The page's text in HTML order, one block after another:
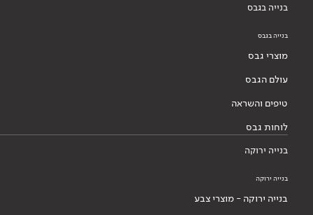
בנייה בגבס
בנייה בגבס
מוצרי גבס
עולם הגבס
טיפים והשראה
לוחות גבס
בנייה ירוקה
בנייה ירוקה
בנייה ירוקה - מוצרי צבע